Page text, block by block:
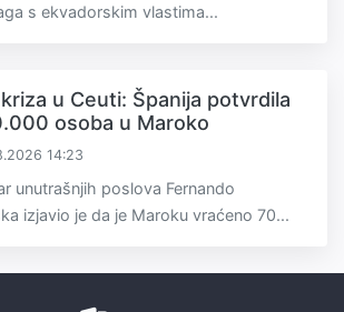
s ekvadorskim vlastima...
u Ceuti: Španija potvrdila
osoba u Maroko
14:23
unutrašnjih poslova Fernando
izjavio je da je Maroku vraćeno 70...